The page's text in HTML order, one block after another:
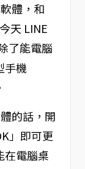
體，和
天 LINE
了能電腦
手機
的話，開
」即可更
在電腦桌